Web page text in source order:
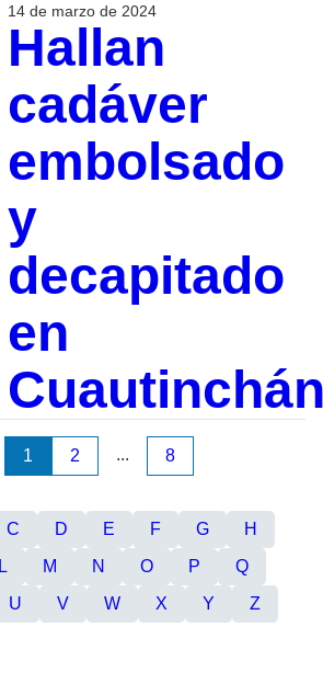
14 de marzo de 2024
Hallan
cadáver
embolsado
y
decapitado
en
1 2 ... 8
C D E F G
H
L M N O P
Q
U V W X Y Z